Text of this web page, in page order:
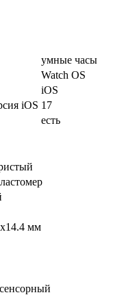
умные часы
Watch OS
iOS
iOS 17
есть
мм